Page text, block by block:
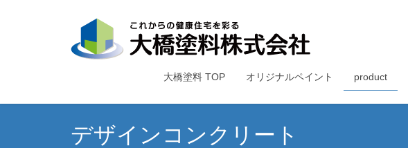
大橋塗料 TOP オリジナルペイント product
デザインコンクリート